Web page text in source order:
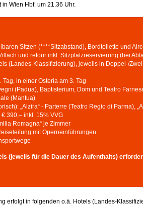
in Wien Hbf. um 21.36 Uhr.
Sitzen (****Sitzabstand), Bordtoilette und
und retour inkl. Sitzplatzreservierung (bei
(Landes-Klassifizierung), jeweils in Doppel-/
in einer Osteria am 3. Tag
(Padua), Baptisterium, Dom und Teatro
(Mantua)
„Alzira“ - Parterre (Teatro Regio di Parma),
390,– inkl. 15% VVG
Romagna“ je Zimmer
mit Operneinführungen
(jeweils für die Dauer des Aufenthalts)
erfolgt in folgenden o.ä. Hotels (Landes-